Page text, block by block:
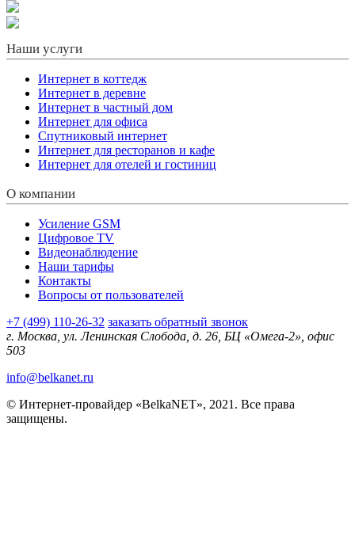
Наши услуги
Интернет в коттедж
Интернет в деревне
Интернет в частный дом
Интернет для офиса
Спутниковый интернет
Интернет для ресторанов и кафе
Интернет для отелей и гостиниц
О компании
Усиление GSM
Цифровое TV
Видеонаблюдение
Наши тарифы
Контакты
Вопросы от пользователей
+7 (499) 110-26-32 заказать обратный звонок
г. Москва, ул. Ленинская Слобода, д. 26, БЦ «Омега-2», офис
503
info@belkanet.ru
© Интернет-провайдер «BelkaNET», 2021. Все права
защищены.